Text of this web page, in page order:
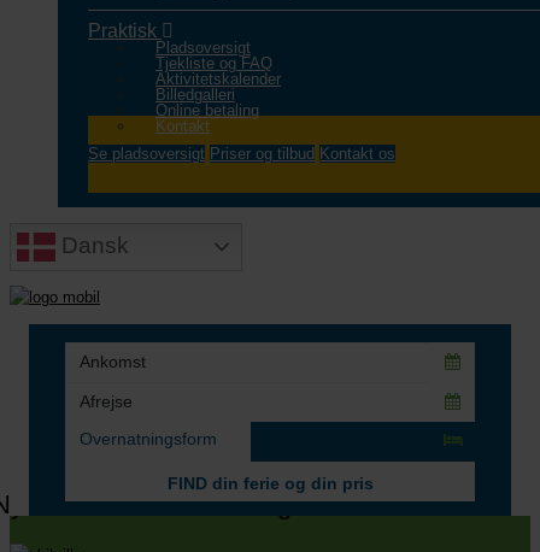
Praktisk
Pladsoversigt
Tjekliste og FAQ
Aktivitetskalender
Billedgalleri
Online betaling
Kontakt
Se pladsoversigt Priser og tilbud Kontakt os
Dansk
Overnatningsform
FIND din ferie og din pris
den fantastiske udsigt fra TERRASSEN